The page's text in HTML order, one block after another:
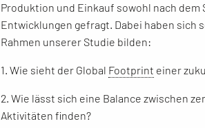
Produktion und Einkauf sowohl nach
Entwicklungen gefragt. Dabei haben sich
Rahmen unserer Studie bilden:
1. Wie sieht der Global Footprint einer
2. Wie lässt sich eine Balance zwischen
Aktivitäten finden?